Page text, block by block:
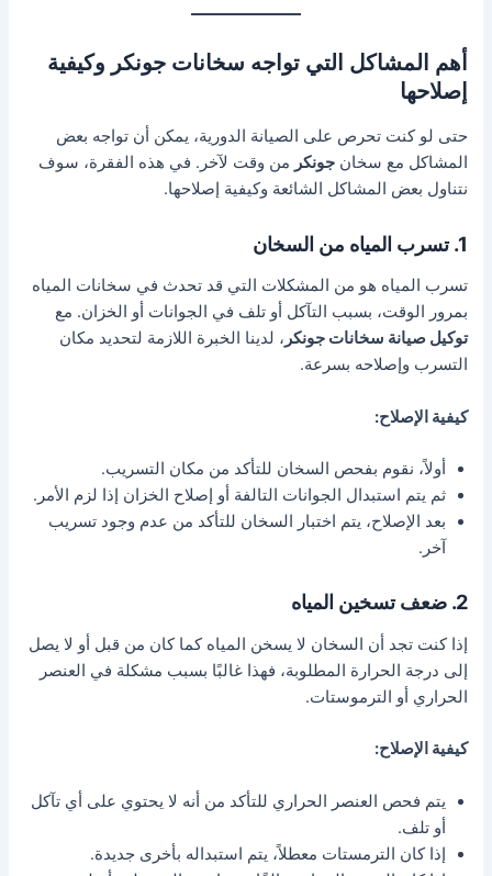
أهم المشاكل التي تواجه سخانات جونكر وكيفية
إصلاحها
حتى لو كنت تحرص على الصيانة الدورية، يمكن أن تواجه بعض
المشاكل مع سخانجونكر من وقت لآخر. في هذه الفقرة، سوف
نتناول بعض المشاكل الشائعة وكيفية إصلاحها.
1. تسرب المياه من السخان
تسرب المياه هو من المشكلات التي قد تحدث في سخانات المياه
بمرور الوقت، بسبب التآكل أو تلف في الجوانات أو الخزان. مع
توكيل صيانة سخانات جونكر ، لدينا الخبرة اللازمة لتحديد مكان
التسرب وإصلاحه بسرعة.
كيفية الإصلاح:
أولاً، نقوم بفحص السخان للتأكد من مكان التسريب.
ثم يتم استبدال الجوانات التالفة أو إصلاح الخزان إذا لزم الأمر.
بعد الإصلاح، يتم اختبار السخان للتأكد من عدم وجود تسريب
آخر.
2. ضعف تسخين المياه
إذا كنت تجد أن السخان لا يسخن المياه كما كان من قبل أو لا يصل
إلى درجة الحرارة المطلوبة، فهذا غالبًا بسبب مشكلة في العنصر
الحراري أو الترموستات.
كيفية الإصلاح:
يتم فحص العنصر الحراري للتأكد من أنه لا يحتوي على أي تآكل
أو تلف.
إذا كان الترمستات معطلاً، يتم استبداله بأخرى جديدة.